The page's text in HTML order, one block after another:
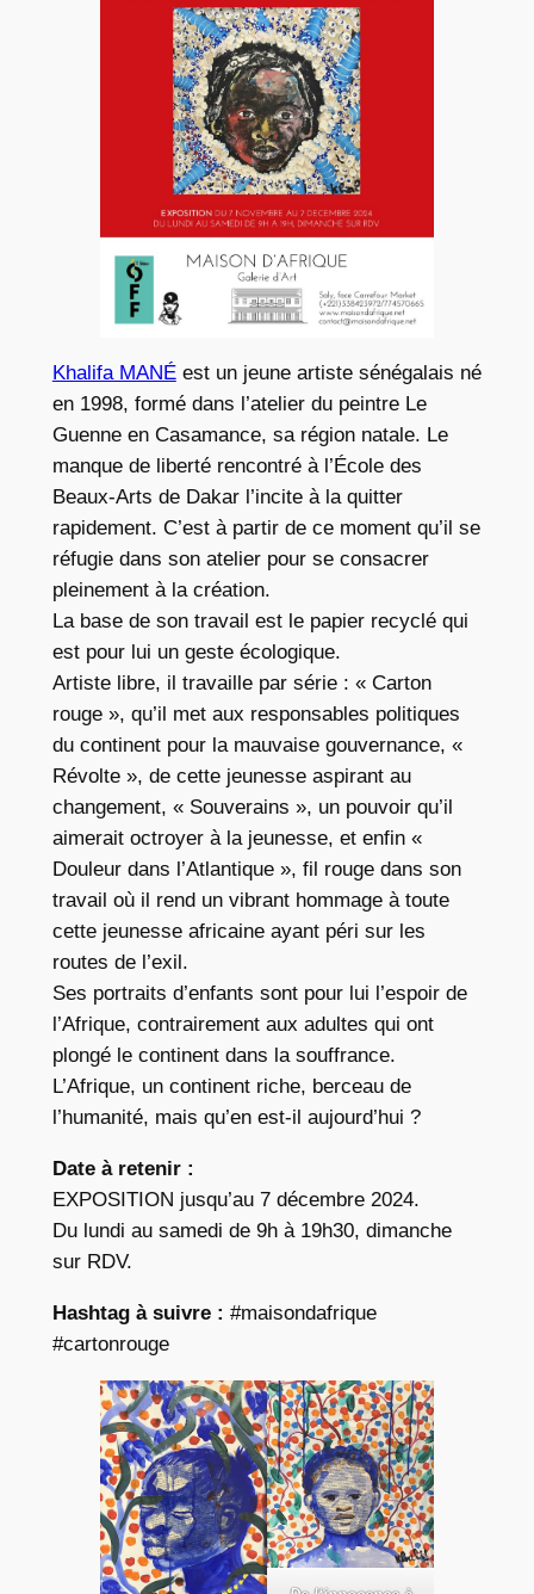
Khalifa MANÉest un jeune artiste sénégalais né
en 1998, formé dans l’atelier du peintre Le
Guenne en Casamance, sa région natale. Le
manque de liberté rencontré à l’École des
Beaux-Arts de Dakar l’incite à la quitter
rapidement. C’est à partir de ce moment qu’il se
réfugie dans son atelier pour se consacrer
pleinement à la création.
La base de son travail est le papier recyclé qui
est pour lui un geste écologique.
Artiste libre, il travaille par série : « Carton
rouge », qu’il met aux responsables politiques
du continent pour la mauvaise gouvernance, «
Révolte », de cette jeunesse aspirant au
changement, « Souverains », un pouvoir qu’il
aimerait octroyer à la jeunesse, et enfin «
Douleur dans l’Atlantique », fil rouge dans son
travail où il rend un vibrant hommage à toute
cette jeunesse africaine ayant péri sur les
routes de l’exil.
Ses portraits d’enfants sont pour lui l’espoir de
l’Afrique, contrairement aux adultes qui ont
plongé le continent dans la souffrance.
L’Afrique, un continent riche, berceau de
l’humanité, mais qu’en est-il aujourd’hui ?
Date à retenir :
EXPOSITION jusqu’au 7 décembre 2024.
Du lundi au samedi de 9h à 19h30, dimanche
sur RDV.
Hashtag à suivre : #maisondafrique
#cartonrouge